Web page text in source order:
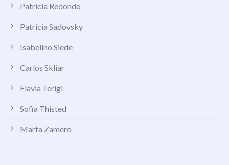
Patricia Redondo
Patricia Sadovsky
Isabelino Siede
Carlos Skliar
Flavia Terigi
Sofia Thisted
Marta Zamero